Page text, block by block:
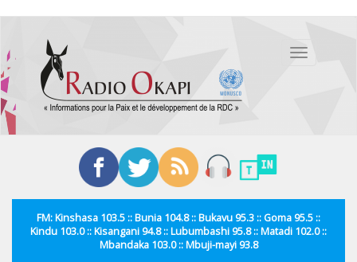
contenu
principal
Toggle
FM: Kinshasa 103.5 :: Bunia 104.8 :: Bukavu 95.3 :: Goma 95.5 ::
Kindu 103.0 :: Kisangani 94.8 :: Lubumbashi 95.8 :: Matadi 102.0 ::
Mbandaka 103.0 :: Mbuji-mayi 93.8